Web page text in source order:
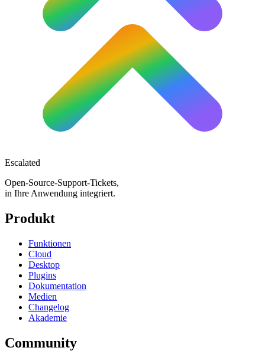
Escalated
Open-Source-Support-Tickets,
in Ihre Anwendung integriert.
Produkt
Funktionen
Cloud
Desktop
Plugins
Dokumentation
Medien
Changelog
Akademie
Community